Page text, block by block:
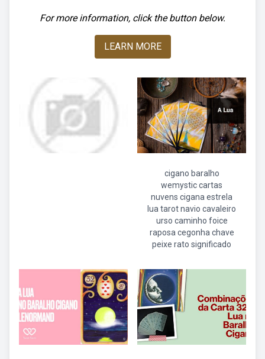
For more information, click the button below.
LEARN MORE
cigano baralho
wemystic cartas
nuvens cigana estrela
lua tarot navio cavaleiro
urso caminho foice
raposa cegonha chave
peixe rato significado